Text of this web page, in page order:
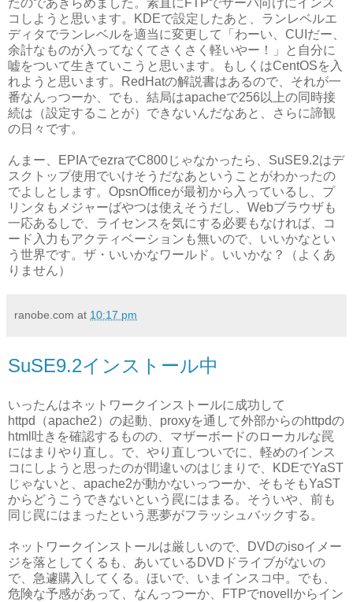
たのであきらめました。素直にFTPでサーバ向けにインス
コしようと思います。KDEで設定したあと、ランレベルエ
ディタでランレベルを適当に変更して「わーい、CUIだー、
余計なものが入ってなくてさくさく軽いやー！」と自分に
嘘をついて生きていこうと思います。もしくはCentOSを入
れようと思います。RedHatの解説書はあるので、それが一
番なんっつーか、でも、結局はapacheで256以上の同時接
続は（設定することが）できないんだなあと、さらに諦観
の日々です。
んまー、EPIAでezraでC800じゃなかったら、SuSE9.2はデ
スクトップ使用でいけそうだなあということがわかったの
でよしとします。OpsnOfficeが最初から入っているし、プ
リンタもメジャーばやつは使えそうだし、Webブラウザも
一応あるしで、ライセンスを気にする必要もなければ、コ
ード入力もアクティベーションも無いので、いいかなとい
う世界です。ザ・いいかなワールド。いいかな？（よくあ
りません）
ranobe.com at 10:17 pm
SuSE9.2インストール中
いったんはネットワークインストールに成功して
httpd（apache2）の起動、proxyを通して外部からのhttpdの
html吐きを確認するものの、マザーボードのローカルな罠
にはまりやり直し。で、やり直しついでに、軽めのインス
コにしようと思ったのが間違いのはじまりで、KDEでYaST
じゃないと、apache2が動かないっつーか、そもそもYaST
からどうこうできないという罠にはまる。そういや、前も
同じ罠にはまったという悪夢がフラッシュバックする。
ネットワークインストールは厳しいので、DVDのisoイメー
ジを落としてくるも、あいているDVDドライブがないの
で、急遽購入してくる。ほいで、いまインスコ中。でも、
危険な予感があって、なんっつーか、FTPでnovellからイン